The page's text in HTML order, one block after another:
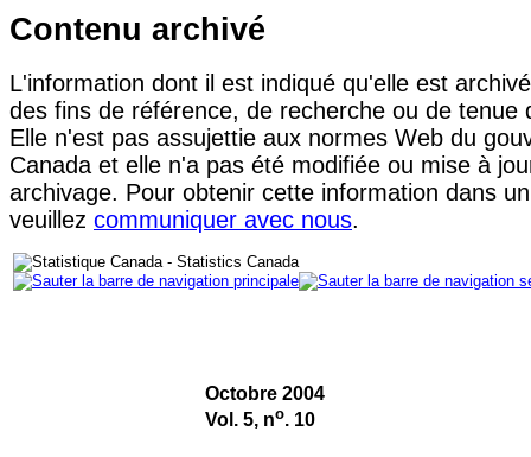
Contenu archivé
L'information dont il est indiqué qu'elle est
des fins de référence, de recherche ou de tenue
Elle n'est pas assujettie aux normes Web du
Canada et elle n'a pas été modifiée ou mise à
archivage. Pour obtenir cette information dans
veuillez communiquer avec nous.
Octobre 2004
Vol. 5, no. 10